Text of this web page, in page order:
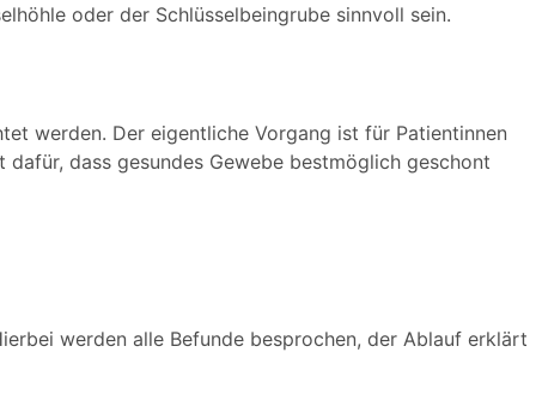
oder der Schlüsselbeingrube sinnvoll sein.
werden. Der eigentliche Vorgang ist für Patientinnen
dass gesundes Gewebe bestmöglich geschont
werden alle Befunde besprochen, der Ablauf erklärt